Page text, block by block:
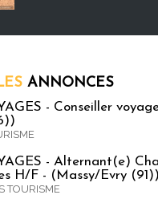
ANNONCES
- Conseiller
- Alternant(e)
H/F - (Massy/Evry (91))
TOURISME